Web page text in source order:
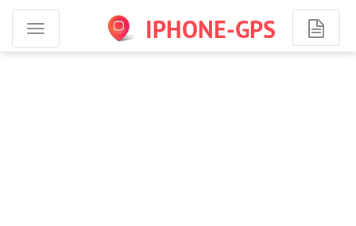
Программы
для
IPHONE-GPS